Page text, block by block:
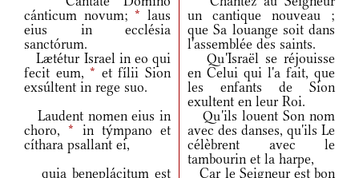
cánticum novum;* laus
eius in ecclésia
sanctórum.
un cantique nouveau ;
que Sa louange soit dans
l'assemblée des saints.
Lætétur Israel in eo qui
fecit eum,* et fílii Sion
exsúltent in rege suo.
Qu'Israël se réjouisse
en Celui qui l'a fait, que
les enfants de Sion
exultent en leur Roi.
Laudent nomen eius in
choro,* in týmpano et
cíthara psallant ei,
Qu'ils louent Son nom
avec des danses, qu'ils Le
célèbrent avec le
tambourin et la harpe,
quia beneplácitum est
Car le Seigneur est bon